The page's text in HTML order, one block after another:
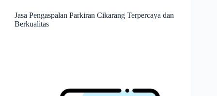
Jasa Pengaspalan Parkiran Cikarang Terpercaya dan
Berkualitas